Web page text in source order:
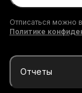
Отписаться можно
Политике
Отчеты